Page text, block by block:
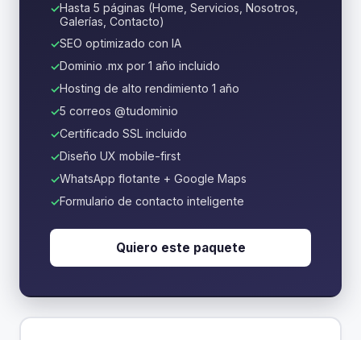
Hasta 5 páginas (Home, Servicios, Nosotros,
Galerías, Contacto)
SEO optimizado con IA
Dominio .mx por 1 año incluido
Hosting de alto rendimiento 1 año
5 correos @tudominio
Certificado SSL incluido
Diseño UX mobile-first
WhatsApp flotante + Google Maps
Formulario de contacto inteligente
Quiero este paquete